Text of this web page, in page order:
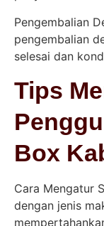
Pengembalian
pengembalian
selesai dan
Tips
Box
Cara Mengatur
dengan jenis